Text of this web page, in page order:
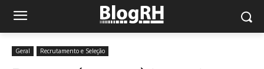
Geral Recrutamento e Seleção